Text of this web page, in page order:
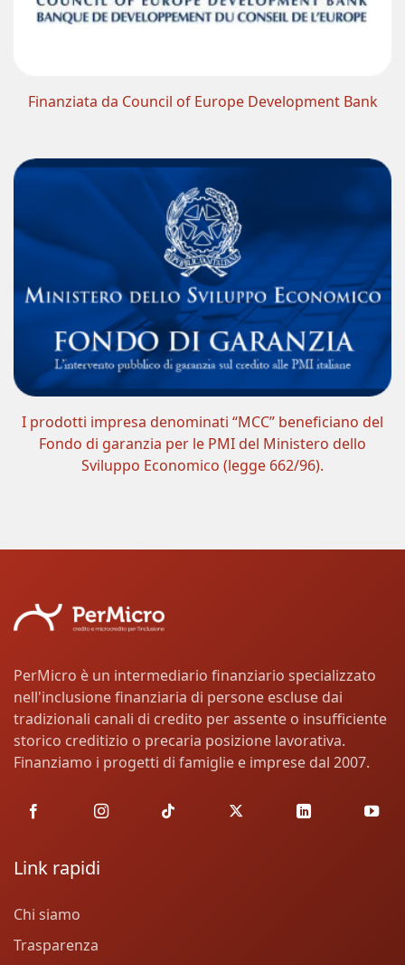
Finanziata da Council of Europe Development Bank
I prodotti impresa denominati “MCC” beneficiano del
Fondo di garanzia per le PMI del Ministero dello
Sviluppo Economico (legge 662/96).
PerMicro è un intermediario finanziario specializzato
nell'inclusione finanziaria di persone escluse dai
tradizionali canali di credito per assente o insufficiente
storico creditizio o precaria posizione lavorativa.
Finanziamo i progetti di famiglie e imprese dal 2007.
Link rapidi
Chi siamo
Trasparenza